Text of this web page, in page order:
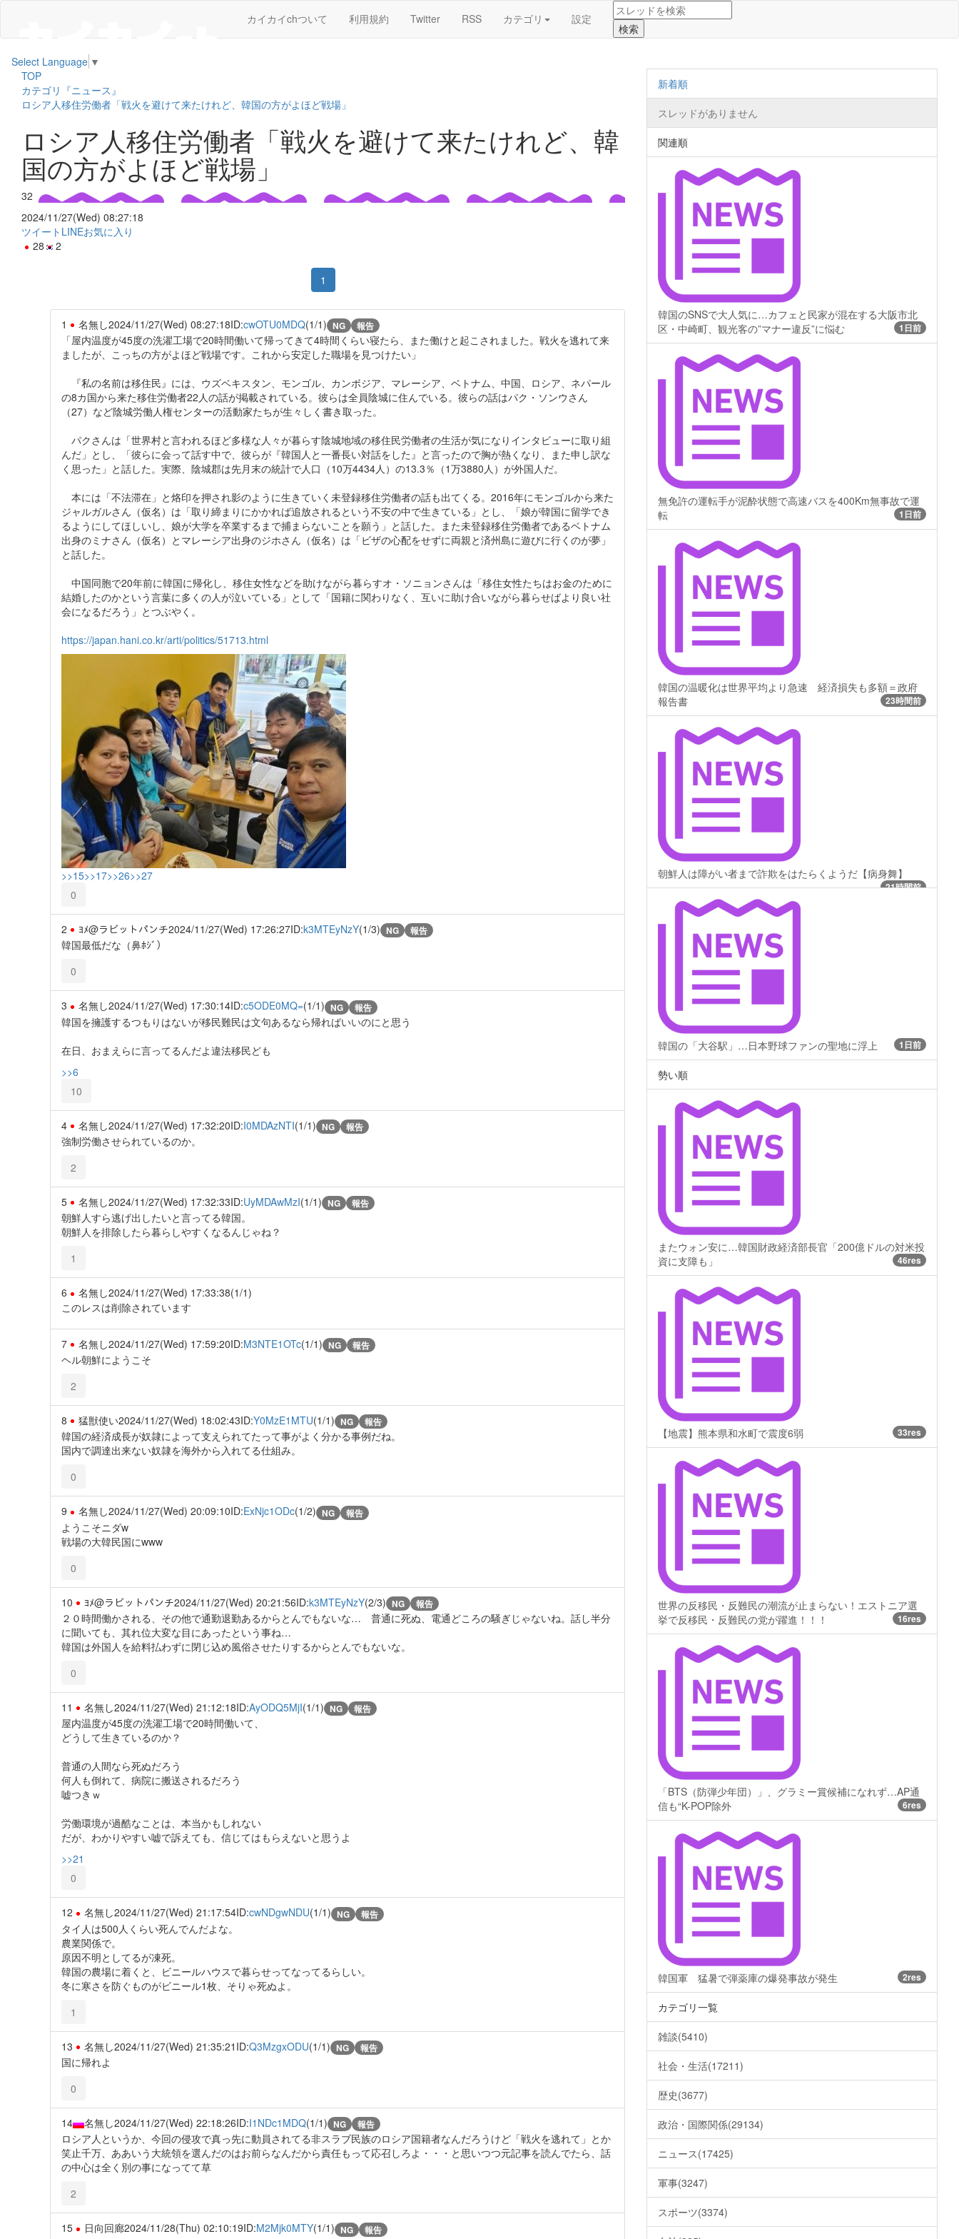
カイカイchついて 利用規約 Twitter RSS カテゴリ 設定
Select Language ▼
TOP
カテゴリ『ニュース』
ロシア人移住労働者「戦火を避けて来たけれど、韓国の方がよほど戦場」
ロシア人移住労働者「戦火を避けて来たけれど、韓
国の方がよほど戦場」
32
2024/11/27(Wed) 08:27:18
ツイート LINEお気に入り
28
2
1
1 名無し2024/11/27(Wed) 08:27:18ID:cwOTU0MDQ(1/1) NG 報告
「屋内温度が45度の洗濯工場で20時間働いて帰ってきて4時間くらい寝たら、また働けと起こされました。戦火を逃れて来
ましたが、こっちの方がよほど戦場です。これから安定した職場を見つけたい」
『私の名前は移住民』には、ウズベキスタン、モンゴル、カンボジア、マレーシア、ベトナム、中国、ロシア、ネパール
の8カ国から来た移住労働者22人の話が掲載されている。彼らは全員陰城に住んでいる。彼らの話はパク・ソンウさん
（27）など陰城労働人権センターの活動家たちが生々しく書き取った。
パクさんは「世界村と言われるほど多様な人々が暮らす陰城地域の移住民労働者の生活が気になりインタビューに取り組
んだ」とし、「彼らに会って話す中で、彼らが『韓国人と一番長い対話をした』と言ったので胸が熱くなり、また申し訳な
く思った」と話した。実際、陰城郡は先月末の統計で人口（10万4434人）の13.3％（1万3880人）が外国人だ。
本には「不法滞在」と烙印を押され影のように生きていく未登録移住労働者の話も出てくる。2016年にモンゴルから来た
ジャルガルさん（仮名）は「取り締まりにかかれば追放されるという不安の中で生きている」とし、「娘が韓国に留学でき
るようにしてほしいし、娘が大学を卒業するまで捕まらないことを願う」と話した。また未登録移住労働者であるベトナム
出身のミナさん（仮名）とマレーシア出身のジホさん（仮名）は「ビザの心配をせずに両親と済州島に遊びに行くのが夢」
と話した。
中国同胞で20年前に韓国に帰化し、移住女性などを助けながら暮らすオ・ソニョンさんは「移住女性たちはお金のために
結婚したのかという言葉に多くの人が泣いている」として「国籍に関わりなく、互いに助け合いながら暮らせばより良い社
会になるだろう」とつぶやく。
https://japan.hani.co.kr/arti/politics/51713.html
>>15>>17>>26>>27
0
2 ﾖﾒ@ラビットパンチ2024/11/27(Wed) 17:26:27ID:k3MTEyNzY(1/3) NG 報告
韓国最低だな（鼻ﾎｼﾞ）
0
3 名無し2024/11/27(Wed) 17:30:14ID:c5ODE0MQ=(1/1) NG 報告
韓国を擁護するつもりはないが移民難民は文句あるなら帰ればいいのにと思う
在日、おまえらに言ってるんだよ違法移民ども
>>6
10
4 名無し2024/11/27(Wed) 17:32:20ID:I0MDAzNTI(1/1) NG 報告
強制労働させられているのか。
2
5 名無し2024/11/27(Wed) 17:32:33ID:UyMDAwMzI(1/1) NG 報告
朝鮮人すら逃げ出したいと言ってる韓国。
朝鮮人を排除したら暮らしやすくなるんじゃね？
1
6 名無し2024/11/27(Wed) 17:33:38(1/1)
このレスは削除されています
7 名無し2024/11/27(Wed) 17:59:20ID:M3NTE1OTc(1/1) NG 報告
ヘル朝鮮にようこそ
2
8 猛獣使い2024/11/27(Wed) 18:02:43ID:Y0MzE1MTU(1/1) NG 報告
韓国の経済成長が奴隷によって支えられてたって事がよく分かる事例だね。
国内で調達出来ない奴隷を海外から入れてる仕組み。
0
9 名無し2024/11/27(Wed) 20:09:10ID:ExNjc1ODc(1/2) NG 報告
ようこそニダw
戦場の大韓民国にwww
0
10 ﾖﾒ@ラビットパンチ2024/11/27(Wed) 20:21:56ID:k3MTEyNzY(2/3) NG 報告
２０時間働かされる、その他で通勤退勤あるからとんでもないな… 普通に死ぬ、電通どころの騒ぎじゃないね。話し半分
に聞いても、其れ位大変な目にあったという事ね…
韓国は外国人を給料払わずに閉じ込め風俗させたりするからとんでもないな。
0
11 名無し2024/11/27(Wed) 21:12:18ID:AyODQ5MjI(1/1) NG 報告
屋内温度が45度の洗濯工場で20時間働いて、
どうして生きているのか？
普通の人間なら死ぬだろう
何人も倒れて、病院に搬送されるだろう
嘘つきｗ
労働環境が過酷なことは、本当かもしれない
だが、わかりやすい嘘で訴えても、信じてはもらえないと思うよ
>>21
0
12 名無し2024/11/27(Wed) 21:17:54ID:cwNDgwNDU(1/1) NG 報告
タイ人は500人くらい死んでんだよな。
農業関係で。
原因不明としてるが凍死。
韓国の農場に着くと、ビニールハウスで暮らせってなってるらしい。
冬に寒さを防ぐものがビニール1枚、そりゃ死ぬよ。
1
13 名無し2024/11/27(Wed) 21:35:21 ID:Q3MzgxODU(1/1) NG 報告
国に帰れよ
0
14 名無し2024/11/27(Wed) 22:18:26ID:I1NDc1MDQ(1/1) NG 報告
ロシア人というか、今回の侵攻で真っ先に動員されてる非スラブ民族のロシア国籍者なんだろうけど「戦火を逃れて」とか
笑止千万、ああいう大統領を選んだのはお前らなんだから責任もって応召しろよ・・・と思いつつ元記事を読んでたら、話
の中心は全く別の事になってて草
2
15 日向回廊2024/11/28(Thu) 02:10:19ID:M2Mjk0MTY(1/1) NG 報告
新着順
スレッドがありません
関連順
韓国のSNSで大人気に…カフェと民家が混在する大阪市北
区・中崎町、観光客の”マナー違反”に悩む
1日前
無免許の運転手が泥酔状態で高速バスを400Km無事故で運
転
1日前
韓国の温暖化は世界平均より急速 経済損失も多額＝政府
報告書
23時間前
朝鮮人は障がい者まで詐欺をはたらくようだ【病身舞】
21時間前
韓国の「大谷駅」…日本野球ファンの聖地に浮上 1日前
勢い順
またウォン安に…韓国財政経済部長官「200億ドルの対米投
資に支障も」
46res
【地震】熊本県和水町で震度6弱 33res
世界の反移民・反難民の潮流が止まらない！エストニア選
挙で反移民・反難民の党が躍進！！！
16res
「BTS（防弾少年団）」、グラミー賞候補になれず…AP通
信も“K-POP除外
6res
韓国軍 猛暑で弾薬庫の爆発事故が発生 2res
カテゴリ一覧
雑談(5410)
社会・生活(17211)
歴史(3677)
政治・国際関係(29134)
ニュース(17425)
軍事(3247)
スポーツ(3374)